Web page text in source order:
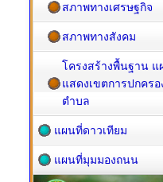
สภาพทางเศรษฐกิจ
สภาพทางสังคม
โครงสร้างพื้นฐาน แ
แสดงเขตการปกครอ
ตำบล
แผนที่ดาวเทียม
แผนที่มุมมองถนน